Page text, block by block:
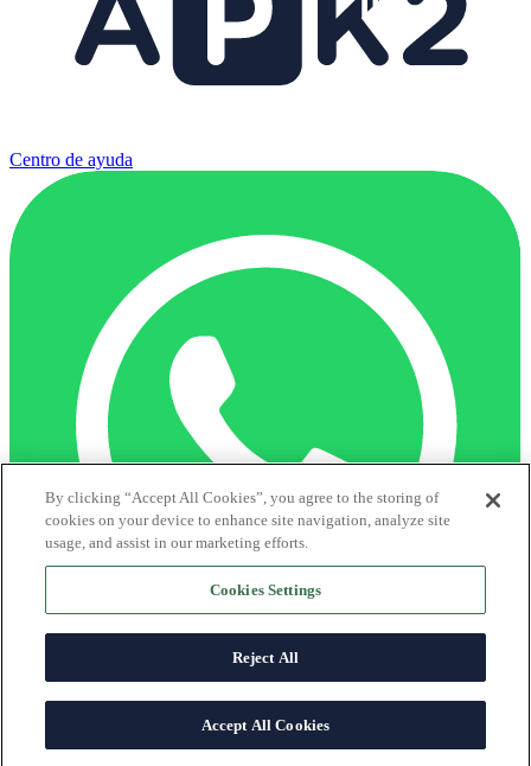
Centro de ayuda
Centro de ayuda
By clicking “Accept All Cookies”, you agree to the storing of
cookies on your device to enhance site navigation, analyze site
usage, and assist in our marketing efforts.
Cookies Settings
Reject All
Accept All Cookies